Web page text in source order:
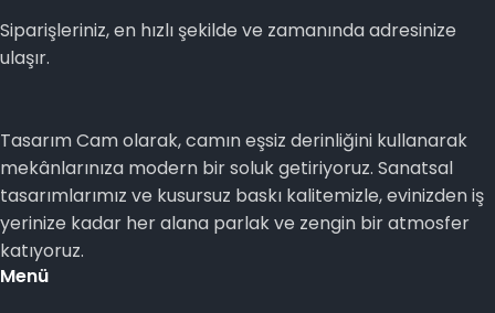
Siparişleriniz, en hızlı şekilde ve zamanında adresinize
ulaşır.
Tasarım Cam olarak, camın eşsiz derinliğini kullanarak
mekânlarınıza modern bir soluk getiriyoruz. Sanatsal
tasarımlarımız ve kusursuz baskı kalitemizle, evinizden iş
yerinize kadar her alana parlak ve zengin bir atmosfer
katıyoruz.
Menü